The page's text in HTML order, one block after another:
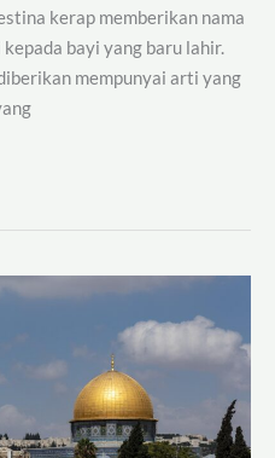
kerap memberikan nama
bayi yang baru lahir.
mempunyai arti yang